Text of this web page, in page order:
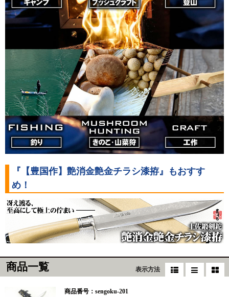
『【豊国作】艶消金艶金チラシ漆拵』もおすす
め！
商品一覧 表示方法
商品番号：sengoku-201